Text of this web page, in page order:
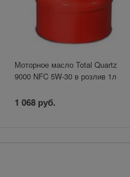
Моторное масло Total Quartz
9000 NFC 5W-30 в розлив 1л
1 068 руб.